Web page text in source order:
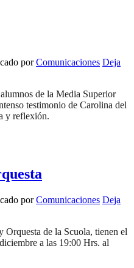
porComunicaciones Deja
de la Media Superior
testimonio de Carolina del
y reflexión.
porComunicaciones Deja
de la Scuola, tienen el
a las 19:00 Hrs. al